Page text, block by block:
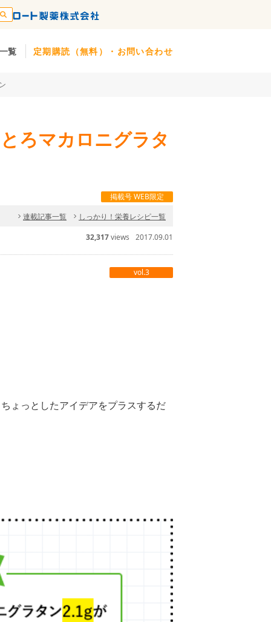
覧 定期購読（無料）・お問い合わせ
ろマカロニグラタ
掲載号 WEB限定
連載記事一覧
しっかり！栄養レシピ一覧
32,317views 2017.09.01
vol.3
ょっとしたアイデアをプラスするだ